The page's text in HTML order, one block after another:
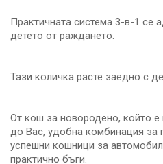
Практичната система 3-в-1 се
детето от раждането.
Тази количка расте заедно с
От кош за новородено, който е
до Вас, удобна комбинация за
успешни кошници за
практично бъги.